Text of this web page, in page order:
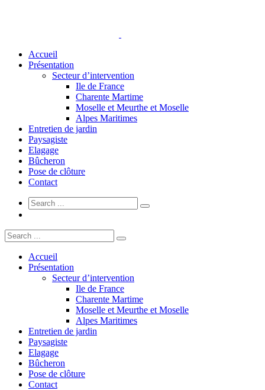
Accueil
Présentation
Secteur d’intervention
Ile de France
Charente Martime
Moselle et Meurthe et Moselle
Alpes Maritimes
Entretien de jardin
Paysagiste
Elagage
Bûcheron
Pose de clôture
Contact
Accueil
Présentation
Secteur d’intervention
Ile de France
Charente Martime
Moselle et Meurthe et Moselle
Alpes Maritimes
Entretien de jardin
Paysagiste
Elagage
Bûcheron
Pose de clôture
Contact